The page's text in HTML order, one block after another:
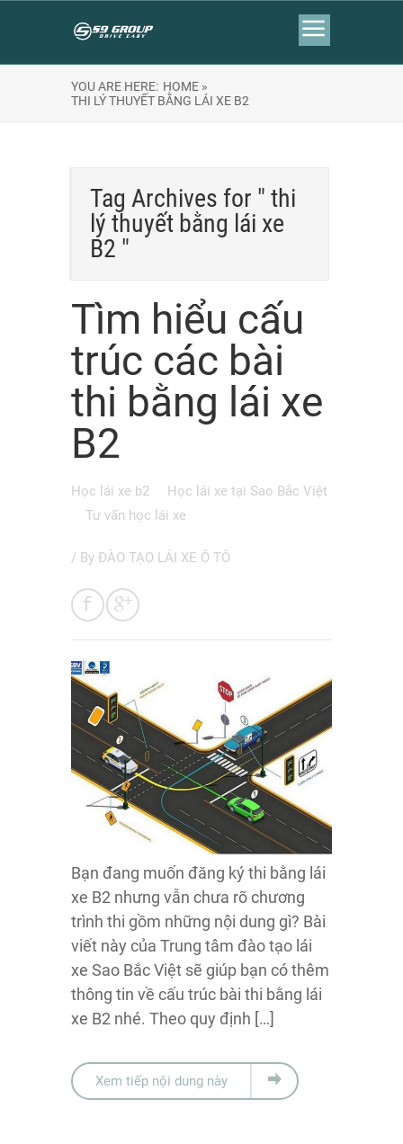
YOU ARE HERE: HOME »
THI LÝ THUYẾT BẰNG LÁI XE B2
Tag Archives for " thi
lý thuyết bằng lái xe
B2 "
Tìm hiểu cấu
trúc các bài
thi bằng lái xe
B2
Học lái xe b2
Học lái xe tại Sao Bắc Việt
Tư vấn học lái xe
/ By ĐÀO TẠO LÁI XE Ô TÔ
Bạn đang muốn đăng ký thi bằng lái
xe B2 nhưng vẫn chưa rõ chương
trình thi gồm những nội dung gì? Bài
viết này của Trung tâm đào tạo lái
xe Sao Bắc Việt sẽ giúp bạn có thêm
thông tin về cấu trúc bài thi bằng lái
xe B2 nhé. Theo quy định […]
Xem tiếp nội dung này